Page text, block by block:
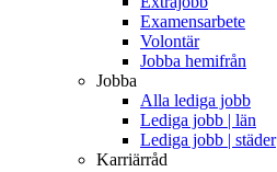
Examensarbete
Volontär
Jobba hemifrån
Jobba
Alla lediga jobb
Lediga jobb | län
Lediga jobb | städer
Karriärråd